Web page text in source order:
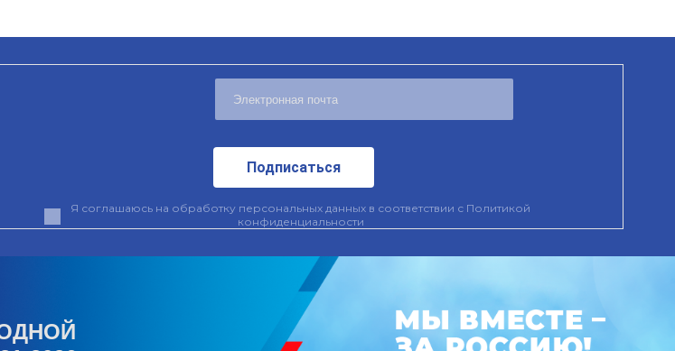
Подписаться
Я соглашаюсь на обработку персональных данных в соответствии с Политикой
конфиденциальности